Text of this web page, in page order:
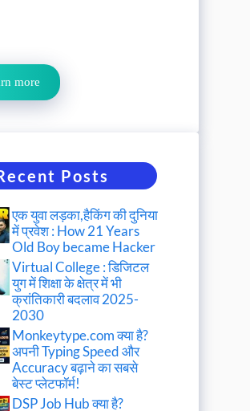
more
Posts
एक युवा लड़का,हैकिंग की दुनिया
में प्रवेश : How 21 Years
Old Boy became Hacker
Virtual College : डिजिटल
युग में शिक्षा के क्षेत्र में भी
क्रांतिकारी बदलाव 2025-
2030
Monkeytype.com क्या है?
अपनी Typing Speed और
Accuracy बढ़ाने का सबसे
बेस्ट प्लेटफॉर्म!
DSP Job Hub क्या है?